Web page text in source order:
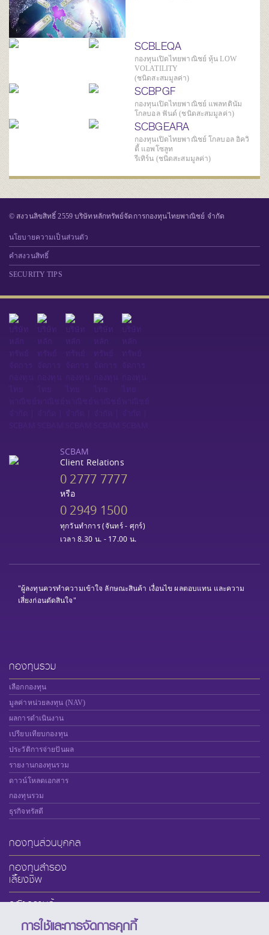
SCBLEQA
กองทุนเปิดไทยพาณิชย์ หุ้น LOW
VOLATILITY
(ชนิดสะสมมูลค่า)
SCBPGF
กองทุนเปิดไทยพาณิชย์ แพลทตินัม
โกลบอล ฟันด์ (ชนิดสะสมมูลค่า)
SCBGEARA
กองทุนเปิดไทยพาณิชย์ โกลบอล อิควิ
ตี้ แอพโซลูท
รีเทิร์น (ชนิดสะสมมูลค่า)
© สงวนลิขสิทธิ์ 2559 บริษัทหลักทรัพย์จัดการกองทุนไทยพาณิชย์ จำกัด
นโยบายความเป็นส่วนตัว
คำสงวนสิทธิ์
SECURITY TIPS
SCBAM
Client Relations
0 2777 7777
หรือ
0 2949 1500
ทุกวันทำการ (จันทร์ - ศุกร์)
เวลา 8.30 น. - 17.00 น.
"ผู้ลงทุนควรทำความเข้าใจ ลักษณะสินค้า เงื่อนไข ผลตอบแทน และความ
เสี่ยงก่อนตัดสินใจ"
กองทุนรวม
เลือกกองทุน
มูลค่าหน่วยลงทุน (NAV)
ผลการดำเนินงาน
เปรียบเทียบกองทุน
ประวัติการจ่ายปันผล
รายงานกองทุนรวม
ดาวน์โหลดเอกสาร
กองทุนรวม
ธุรกิจทรัสตี
กองทุนส่วนบุคคล
กองทุนสำรอง
เลี้ยงชีพ
คลังความรู้
เกี่ยวกับ SCBAM
การใช้และการจัดการคุกกี้